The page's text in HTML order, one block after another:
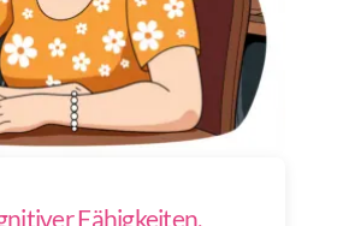
Fähigkeiten,